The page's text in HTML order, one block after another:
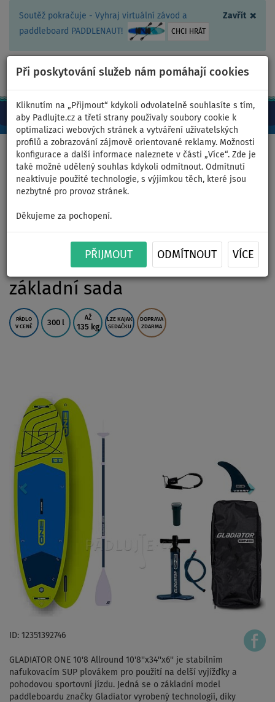
Zavřít ×
Soutěž pokračuje - Vyhraj virtuální závod a
paddleboard PADDLENAUT!
CHCI HRÁT
Při poskytování služeb nám pomáhají cookies
Kliknutím na „Přijmout“ kdykoli odvolatelně souhlasíte s tím,
aby Padlujte.cz a třetí strany používaly soubory cookie k
optimalizaci webových stránek a vytváření uživatelských
profilů a zobrazování zájmově orientované reklamy. Možnosti
konfigurace a další informace naleznete v části „Více“. Zde je
také možné udělený souhlas kdykoli odmítnout. Odmítnutí
neaktivuje použité technologie, s výjimkou těch, které jsou
nezbytné pro provoz stránek.
Děkujeme za pochopení.
PŘIJMOUT ODMÍTNOUT VÍCE
CZ/Kč +420 467 409 090 0ks
Domů >Nafukovací paddleboardy >Střední univerzální
Paddleboard GLADIATOR ONE
10'8 Allround Lime -
nafukovací - varianta:
základní sada
PÁDLO
V CENĚ
300 l
AŽ
135 kg
LZE KAJAK
SEDAČKU
DOPRAVA
ZDARMA
ID: 12351392746
GLADIATOR ONE 10'8 Allround 10'8''x34''x6'' je stabilním
nafukovacím SUP plovákem pro použití na delší vyjížďky a
pohodovou sportovní jízdu. Jedná se o základní model
paddleboardu značky Gladiator vyrobený technologií, díky